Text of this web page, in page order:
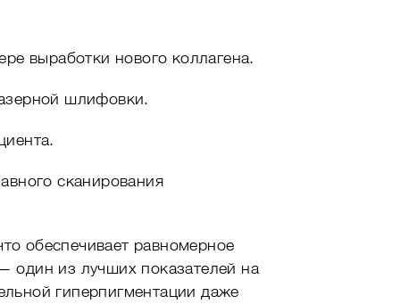
выработки нового коллагена.
шлифовки.
сканирования
обеспечивает равномерное
один из лучших показателей на
гиперпигментации даже